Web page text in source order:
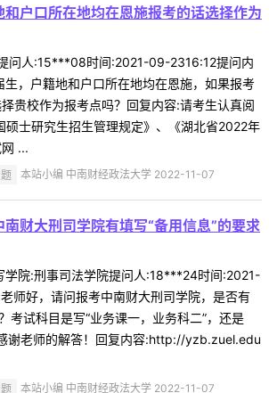
户口所在地均在恩施报考的话选择作为
问人:15***08时间:2021-09-2316:12提问内
，户籍地和户口所在地均在恩施，如果报考
贵校作为报考点吗？回复内容:请考生认真阅
硕士研究生招生管理规定》、《湖北省2022年
...
本站小编 中南财经政法大学 2022-11-07
财大刑司学院有填写“备用信息”的要求
学院:刑事司法学院提问人:18***24时间:2021-
师好，请问报考中南财大刑司学院，是否有
考试科目是写“业务课一，业务科二”，还是
谢老师的解答！回复内容:http://yzb.zuel.edu
本站小编 中南财经政法大学 2022-11-07